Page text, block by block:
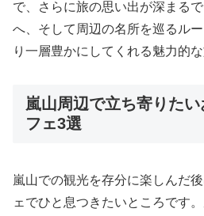
で、さらに旅の思い出が深まる
へ、そして周辺の名所を巡るル
り一層豊かにしてくれる魅力的な
嵐山周辺で立ち寄りた
フェ3選
嵐山での観光を存分に楽しんだ
ェでひと息つきたいところです